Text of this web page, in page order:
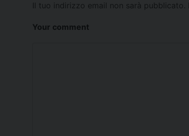
Il tuo indirizzo email non sarà pubblicato.
Your comment